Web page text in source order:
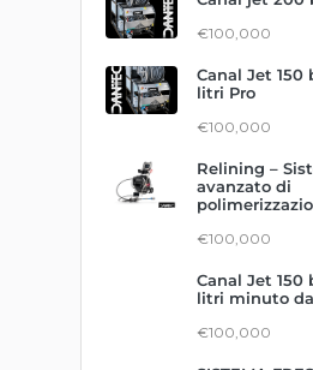
€100,000
Canal Jet 150
litri Pro
€100,000
Relining –
avanzato di
€100,000
Canal Jet 150
litri minuto
€100,000